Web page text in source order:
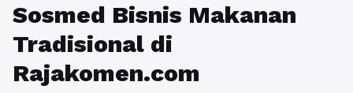
Sosmed Bisnis Makanan
Tradisional di
Rajakomen.com